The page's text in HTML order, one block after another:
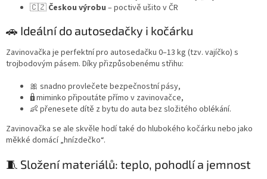
🇨🇿 Českou výrobu – poctivě ušito v ČR
🚗 Ideální do autosedačky i kočárku
Zavinovačka je perfektní pro autosedačku 0–13 kg (tzv. vajíčko) s
trojbodovým pásem. Díky přizpůsobenému střihu:
🎀 snadno provlečete bezpečnostní pásy,
🔒 miminko připoutáte přímo v zavinovačce,
👶 přenesete dítě z bytu do auta bez složitého oblékání.
Zavinovačka se ale skvěle hodí také do hlubokého kočárku nebo jako
měkké domácí „hnízdečko“.
🧵 Složení materiálů: teplo, pohodlí a jemnost